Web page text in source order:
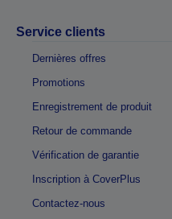
Service clients
Dernières offres
Promotions
Enregistrement de produit
Retour de commande
Vérification de garantie
Inscription à CoverPlus
Contactez-nous